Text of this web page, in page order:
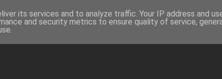
its services and to analyze traffic. Your IP address and
and security metrics to ensure quality of service,